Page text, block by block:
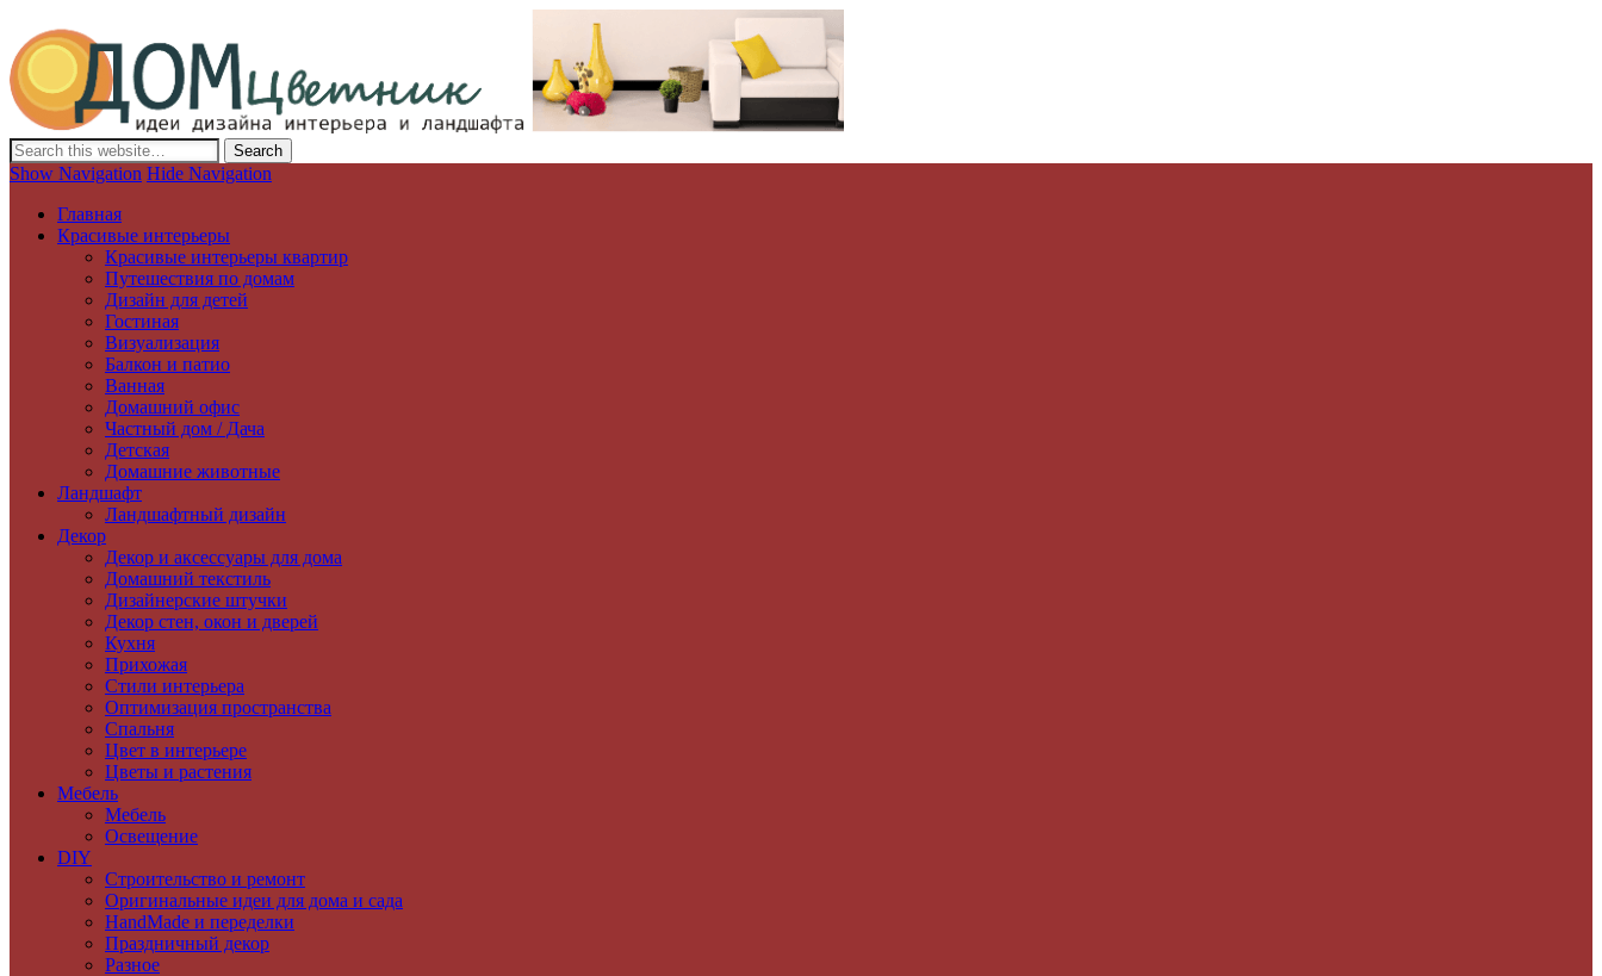
Дизайн интерьера и ландшафта, декор и обустройство дома. Идеи со всего мира.
Show Navigation Hide Navigation
Главная
Красивые интерьеры
Красивые интерьеры квартир
Путешествия по домам
Дизайн для детей
Гостиная
Визуализация
Балкон и патио
Ванная
Домашний офис
Частный дом / Дача
Детская
Домашние животные
Ландшафт
Ландшафтный дизайн
Декор
Декор и аксессуары для дома
Домашний текстиль
Дизайнерские штучки
Декор стен, окон и дверей
Кухня
Прихожая
Стили интерьера
Оптимизация пространства
Спальня
Цвет в интерьере
Цветы и растения
Мебель
Мебель
Освещение
DIY
Строительство и ремонт
Оригинальные идеи для дома и сада
HandMade и переделки
Праздничный декор
Разное